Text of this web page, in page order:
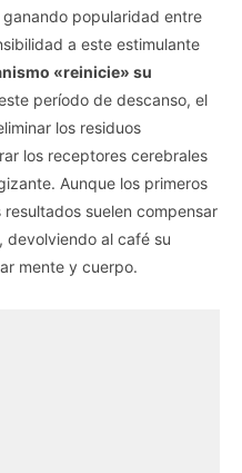
popularidad entre
a este estimulante
«reinicie» su
período de descanso, el
los residuos
los receptores cerebrales
Aunque los primeros
suelen compensar
devolviendo al café su
mente y cuerpo.